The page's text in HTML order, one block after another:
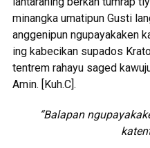
minangka umatipun Gusti
anggenipun ngupayakaken
ing kabecikan supados
tentrem rahayu saged
Amin. [Kuh.C].
“Balapan